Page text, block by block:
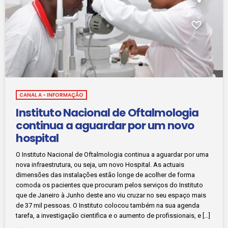
CANAL A - INFORMAÇÃO
Instituto Nacional de Oftalmologia
continua a aguardar por um novo
hospital
O Instituto Nacional de Oftalmologia continua a aguardar por uma
nova infraestrutura, ou seja, um novo Hospital. As actuais
dimensões das instalações estão longe de acolher de forma
comoda os pacientes que procuram pelos serviços do Instituto
que de Janeiro à Junho deste ano viu cruzar no seu espaço mais
de 37 mil pessoas. O Instituto colocou também na sua agenda
tarefa, a investigação cientifica e o aumento de profissionais, e […]